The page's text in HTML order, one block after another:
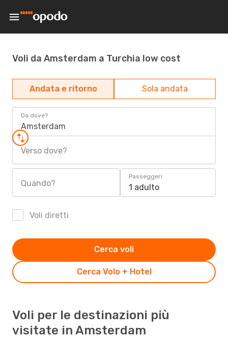
Voli da Amsterdam a Turchia low cost
Andata e ritorno Sola andata
Da dove?
Amsterdam
Verso dove?
Quando?
Passeggeri
1 adulto
Voli diretti
Cerca Volo + Hotel
Cerca voli
Voli per le destinazioni più
visitate in Amsterdam